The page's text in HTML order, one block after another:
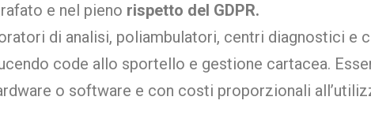
e nel pieno rispetto del GDPR.
di analisi, poliambulatori, centri diagnostici
code allo sportello e gestione cartacea.
o software e con costi proporzionali